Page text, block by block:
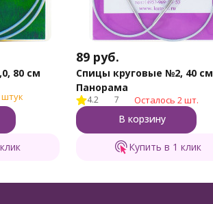
80 см
89 руб.
Спицы круговые №2, 40 см
Панорама
4.2 7 Осталось 2 шт.
В корзину
Купить в 1 клик